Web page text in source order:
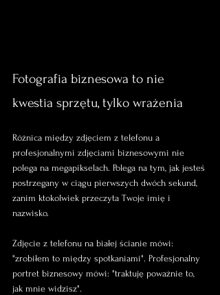
Fotografia biznesowa to nie
kwestia sprzętu, tylko wrażenia
Różnica między zdjęciem z telefonu a
profesjonalnymi zdjęciami biznesowymi nie
polega na megapikselach. Polega na tym, jak jesteś
postrzegany w ciągu pierwszych dwóch sekund,
zanim ktokolwiek przeczyta Twoje imię i
nazwisko.
Zdjęcie z telefonu na białej ścianie mówi:
"zrobiłem to między spotkaniami". Profesjonalny
portret biznesowy mówi: "traktuję poważnie to,
jak mnie widzisz".